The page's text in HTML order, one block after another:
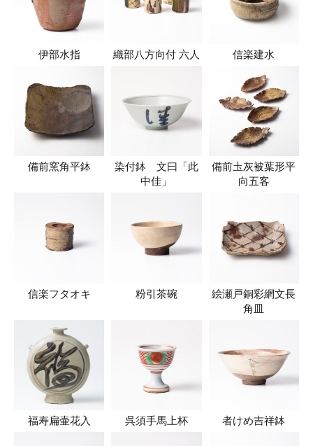
伊部水指 織部八方向付 六人 信楽建水
備前窯角平鉢
染付鉢 文曰「此
中佳」
備前圡灰被葉形平
向五客
信楽フタオキ 粉引茶碗
絵瀬戸銅彩網文長
角皿
福寿扁壷花入 呉須手馬上杯 者けめ吉祥鉢